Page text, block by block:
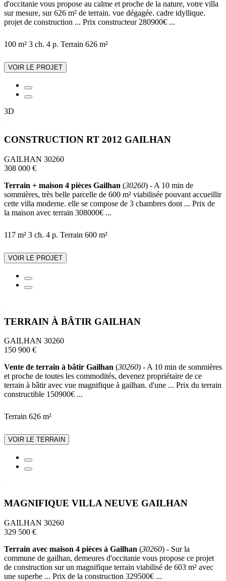
d'occitanie vous propose au calme et proche de la nature, votre villa
sur mesure, sur 626 m² de terrain. vue dégagée. cadre idyllique.
projet de construction ... Prix constructeur 280900€ ...
100 m² 3 ch. 4 p. Terrain 626 m²
VOIR LE PROJET
3D
CONSTRUCTION RT 2012 GAILHAN
GAILHAN 30260
308 000 €
Terrain + maison 4 pièces Gailhan (30260) - A 10 min de
sommières, très belle parcelle de 600 m² viabilisée pouvant accueillir
cette villa moderne. elle se compose de 3 chambres dont ... Prix de
la maison avec terrain 308000€ ...
117 m² 3 ch. 4 p. Terrain 600 m²
VOIR LE PROJET
TERRAIN À BÂTIR GAILHAN
GAILHAN 30260
150 900 €
Vente de terrain à bâtir Gailhan (30260) - A 10 min de sommières
et proche de toutes les commodités, devenez propriétaire de ce
terrain à bâtir avec vue magnifique à gailhan. d'une ... Prix du terrain
constructible 150900€ ...
Terrain 626 m²
VOIR LE TERRAIN
MAGNIFIQUE VILLA NEUVE GAILHAN
GAILHAN 30260
329 500 €
Terrain avec maison 4 pièces à Gailhan (30260) - Sur la
commune de gailhan, demeures d'occitanie vous propose ce projet
de construction sur un magnifique terrain viabilisé de 603 m² avec
une superbe ... Prix de la construction 329500€ ...